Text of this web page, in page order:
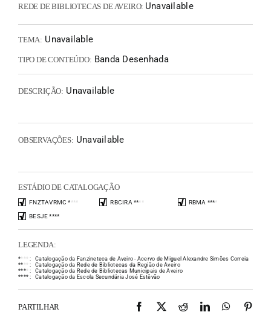
REDE DE BIBLIOTECAS DE AVEIRO: Unavailable
TEMA: Unavailable
TIPO DE CONTEÚDO: Banda Desenhada
DESCRIÇÃO: Unavailable
OBSERVAÇÕES: Unavailable
ESTÁDIO DE CATALOGAÇÃO
FNZTAVRMC **** RBCIRA **** RBMA ****
BESJE ****
LEGENDA:
** * * :
Catalogação da Fanzineteca de Aveiro - Acervo de Miguel Alexandre Simões Correia
** * * :
Catalogação da Rede de Bibliotecas da Região de Aveiro
**** :
Catalogação da Rede de Bibliotecas Municipais de Aveiro
**** : Catalogação da Escola Secundária José Estêvão
PARTILHAR Facebook
X RedditLinkedIn